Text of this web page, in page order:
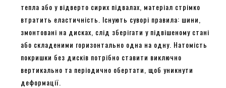
тепла або у відверто сирих підвалах, матеріал стрімко
втратить еластичність. Існують суворі правила: шини,
змонтовані на дисках, слід зберігати у підвішеному стані
або складеними горизонтально одна на одну. Натомість
покришки без дисків потрібно ставити виключно
вертикально та періодично обертати, щоб уникнути
деформації.